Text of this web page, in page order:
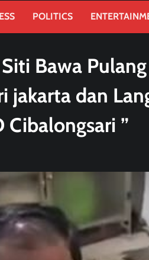
POLITICS
Bawa
jakarta dan
Cibalongsari ”